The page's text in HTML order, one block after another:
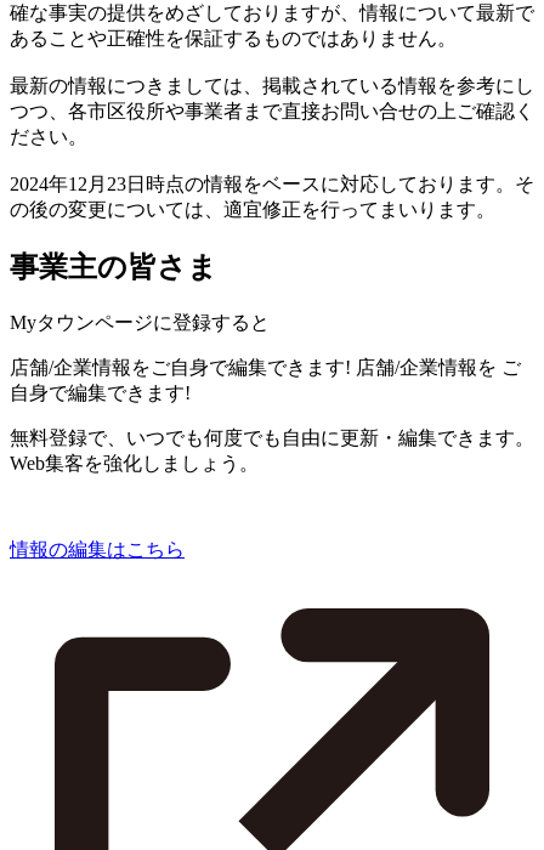
確な事実の提供をめざしておりますが、情報について最新で
あることや正確性を保証するものではありません。
最新の情報につきましては、掲載されている情報を参考にし
つつ、各市区役所や事業者まで直接お問い合せの上ご確認く
ださい。
2024年12月23日時点の情報をベースに対応しております。そ
の後の変更については、適宜修正を行ってまいります。
事業主の皆さま
Myタウンページに登録すると
店舗/企業情報をご自身で編集できます! 店舗/企業情報を ご
自身で編集できます!
無料登録で、いつでも何度でも自由に更新・編集できます。
Web集客を強化しましょう。
情報の編集はこちら